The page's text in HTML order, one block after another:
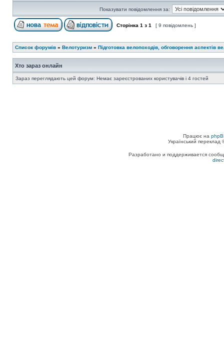
Показувати повідомлення за:
Сторінка 1 з 1 [ 9 повідомлень ]
Список форумів » Велотуризм » Підготовка велопоходів, обговорення аспектів
Хто зараз онлайн
Зараз переглядають цей форум: Немає зареєстрованих користувачів і 4 гостей
Працює на
Український
Разработано и поддерживается